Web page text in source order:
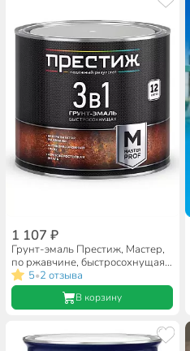
1 107 ₽
Грунт-эмаль Престиж, Мастер,
по ржавчине, быстросохнущая,
смоляная, синяя, 1.9 кг
5•2 отзыва
В корзину